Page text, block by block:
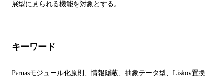
展型に見られる機能を対象とする。
キーワード
Parnasモジュール化原則、情報隠蔽、抽象データ型、Liskov置換